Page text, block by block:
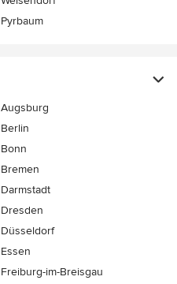
Pyrbaum
Augsburg
Berlin
Bonn
Bremen
Darmstadt
Dresden
Düsseldorf
Essen
Freiburg-im-Breisgau